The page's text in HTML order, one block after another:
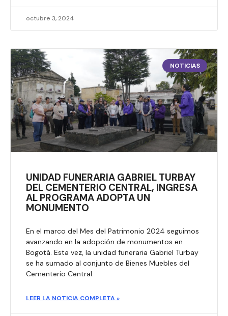
octubre 3, 2024
NOTICIAS
UNIDAD FUNERARIA GABRIEL TURBAY
DEL CEMENTERIO CENTRAL, INGRESA
AL PROGRAMA ADOPTA UN
MONUMENTO
En el marco del Mes del Patrimonio 2024 seguimos
avanzando en la adopción de monumentos en
Bogotá. Esta vez, la unidad funeraria Gabriel Turbay
se ha sumado al conjunto de Bienes Muebles del
Cementerio Central.
LEER LA NOTICIA COMPLETA »